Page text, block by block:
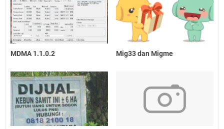
MDMA 1.1.0.2 Mig33 dan Migme